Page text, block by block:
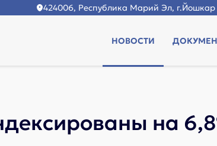
424006, Республика Марий Эл,
НОВОСТИ
на